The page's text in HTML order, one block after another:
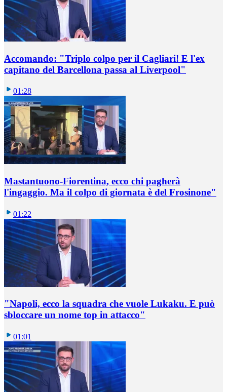
Accomando: "Triplo colpo per il Cagliari! E l'ex
capitano del Barcellona passa al Liverpool"
01:28
Mastantuono-Fiorentina, ecco chi pagherà
l'ingaggio. Ma il colpo di giornata è del Frosinone"
01:22
"Napoli, ecco la squadra che vuole Lukaku. E può
sbloccare un nome top in attacco"
01:01